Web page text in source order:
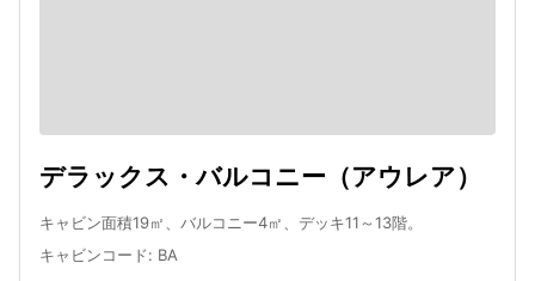
デラックス・バルコニー（アウレア）
キャビン面積19㎡、バルコニー4㎡、デッキ11～13階。
キャビンコード: BA